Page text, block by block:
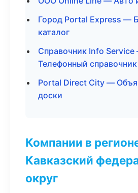
Город Portal Express —
каталог
Справочник Info
Телефонный справочник
Portal Direct City —
доски
Компании в
Кавказский
округ